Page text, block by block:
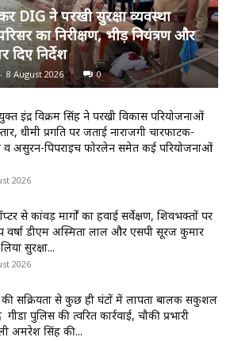
DIG ने परखी सुरक्षा व्यवस्था
का निरीक्षण, भीड़ नियंत्रण और
दिए निर्देश
- 8 August 2026 0
इंद्र विक्रम सिंह ने परखी विकास परियोजनाओं
धीमी प्रगति पर जताई नाराजगी चारफाटक-
असुरन-पिपराइच फोरलेन समेत कई परियोजनाओं
2026
से कांवड़ मार्गों का हवाई सर्वेक्षण, शिवभक्तों पर
वर्षा डीएम अस्मिता लाल और एसपी सूरज कुमार
सुरक्षा...
2026
सक्रियता से कुछ ही घंटों में लापता बालक सकुशल
पुलिस की त्वरित कार्रवाई, चौकी प्रभारी
अमरेश सिंह की...